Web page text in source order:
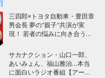
三四郎×トヨタ自動車・豊田章
男会長 夢の"親子"共演が実
現！ 若者の悩みに向き合うポ
サカナクション・山口一郎、
あいみょん、福山雅治…本当
に面白いラジオ番組【アーテ